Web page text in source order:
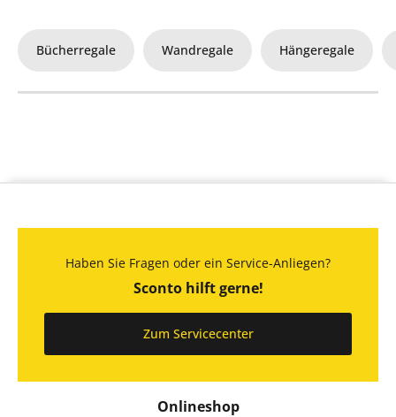
Bücherregale Wandregale Hängeregale
Onlineshop
Haben Sie Fragen oder ein Service-Anliegen?
Sconto hilft gerne!
Zum Servicecenter